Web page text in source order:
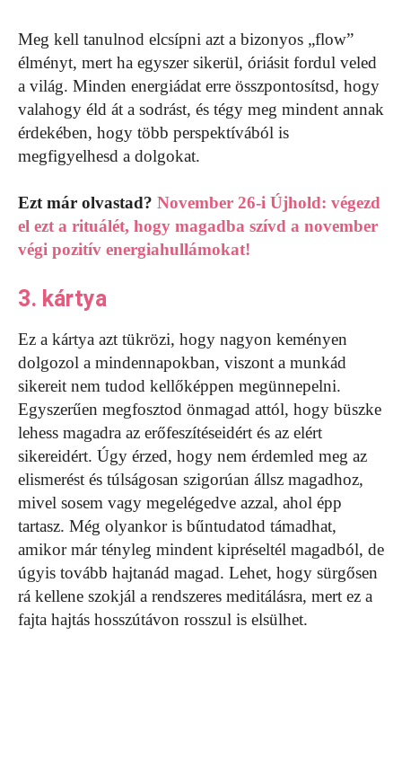
Meg kell tanulnod elcsípni azt a bizonyos „flow”
élményt, mert ha egyszer sikerül, óriásit fordul veled
a világ. Minden energiádat erre összpontosítsd, hogy
valahogy éld át a sodrást, és tégy meg mindent annak
érdekében, hogy több perspektívából is
megfigyelhesd a dolgokat.
Ezt már olvastad? November 26-i Újhold: végezd
el ezt a rituálét, hogy magadba szívd a november
végi pozitív energiahullámokat!
3. kártya
Ez a kártya azt tükrözi, hogy nagyon keményen
dolgozol a mindennapokban, viszont a munkád
sikereit nem tudod kellőképpen megünnepelni.
Egyszerűen megfosztod önmagad attól, hogy büszke
lehess magadra az erőfeszítéseidért és az elért
sikereidért. Úgy érzed, hogy nem érdemled meg az
elismerést és túlságosan szigorúan állsz magadhoz,
mivel sosem vagy megelégedve azzal, ahol épp
tartasz. Még olyankor is bűntudatod támadhat,
amikor már tényleg mindent kipréseltél magadból, de
úgyis tovább hajtanád magad. Lehet, hogy sürgősen
rá kellene szokjál a rendszeres meditálásra, mert ez a
fajta hajtás hosszútávon rosszul is elsülhet.